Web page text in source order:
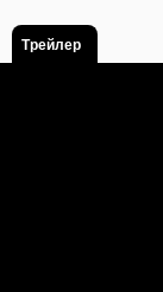
Трейлер